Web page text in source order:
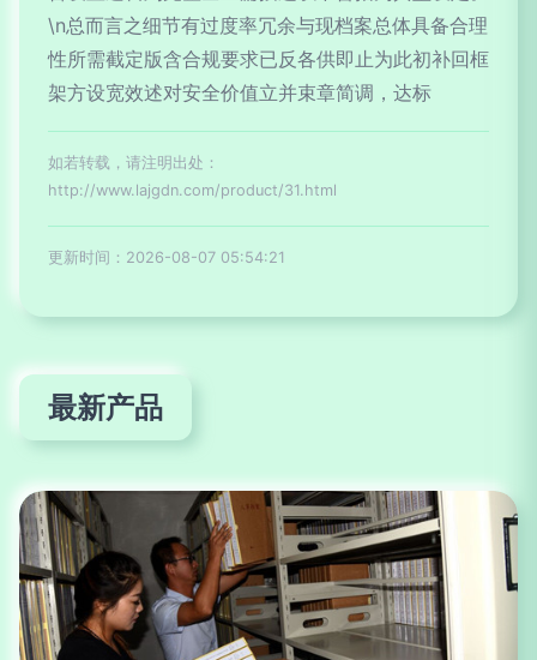
\n总而言之细节有过度率冗余与现档案总体具备合理
性所需截定版含合规要求已反各供即止为此初补回框
架方设宽效述对安全价值立并束章简调，达标
如若转载，请注明出处：
http://www.lajgdn.com/product/31.html
更新时间：2026-08-07 05:54:21
最新产品